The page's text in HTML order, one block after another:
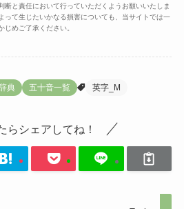
断と責任において行っていただくようお願いいたしま
って生じたいかなる損害についても、当サイトでは一
めご了承ください。
典 五十音一覧 英字_M
らシェアしてね！